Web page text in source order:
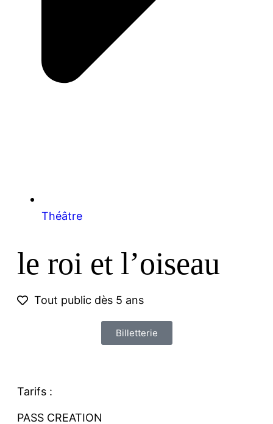
Théâtre
le roi et l’oiseau
Tout public dès 5 ans
Billetterie
Tarifs :
PASS CREATION